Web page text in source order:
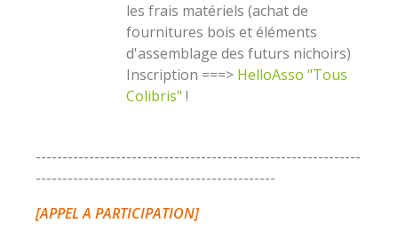
les frais matériels (achat de
fournitures bois et éléments
d'assemblage des futurs nichoirs)
Inscription ===> HelloAsso "Tous
Colibris" !
-------------------------------------------------------------
---------------------------------------------
[APPEL A PARTICIPATION]